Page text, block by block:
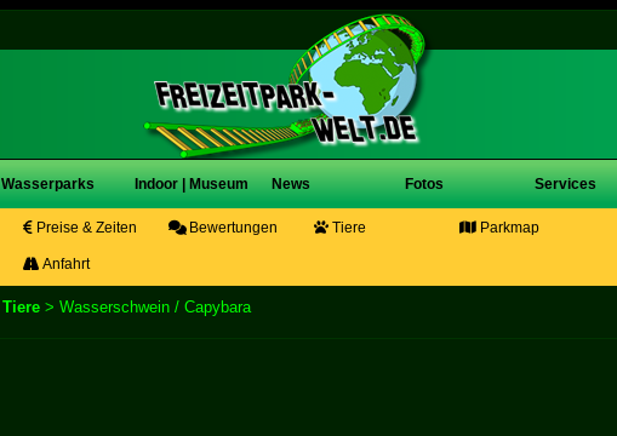
Wasserparks Indoor | Museum News Fotos Services
Preise & Zeiten Bewertungen Tiere Parkmap
Anfahrt
Tiere > Wasserschwein / Capybara